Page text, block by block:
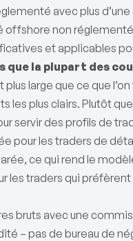
avec plus
offshore non
et applicables
que la plupart des
large que ce que
les plus clairs. Plutôt
servir des profils de
pour les traders de
ce qui rend le
les traders qui
bruts avec une
– pas de bureau de